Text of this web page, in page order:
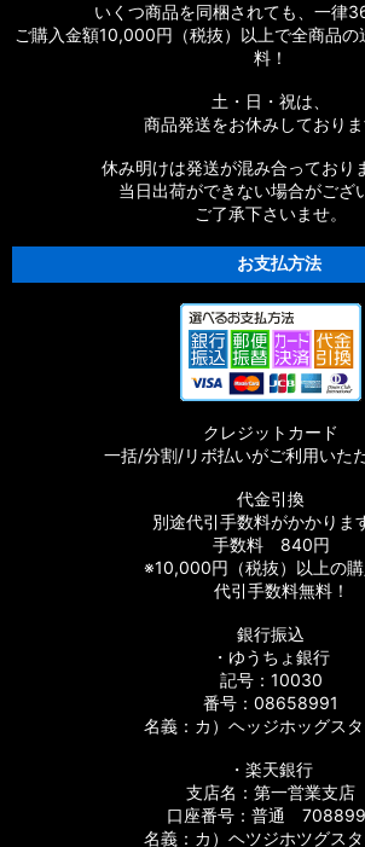
いくつ商品を同梱されても、一律
ご購入金額10,000円（税抜）以上で全商品の
料！
土・日・祝は、
商品発送をお休みしておりま
休み明けは発送が混み合っており
当日出荷ができない場合がござ
ご了承下さいませ。
お支払方法
クレジットカード
一括/分割/リボ払いがご利用いた
代金引換
別途代引手数料がかかりま
手数料 840円
※10,000円（税抜）以上の
代引手数料無料！
銀行振込
・ゆうちょ銀行
記号：10030
番号：08658991
名義：カ）ヘッジホッグス
・楽天銀行
支店名：第一営業支店
口座番号：普通
名義：カ）ヘツジホツグス